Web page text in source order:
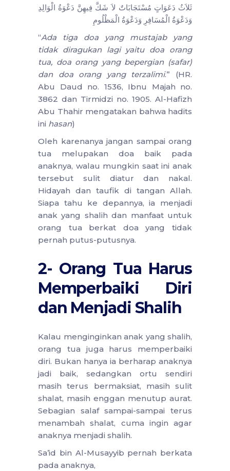
ثَلاَثُ دَعَوَاتٍ مُسْتَجَابَاتٌ لاَ شَكَّ فِيهِنَّ دَعْوَةُ الْوَالِدِ
وَدَعْوَةُ الْمُسَافِرِ وَدَعْوَةُ الْمَظْلُومِ
“Ada tiga doa yang mustajab yang
tidak diragukan lagi yaitu doa orang
tua, doa orang yang bepergian (safar)
dan doa orang yang terzalimi.” (HR.
Abu Daud no. 1536, Ibnu Majah no.
3862 dan Tirmidzi no. 1905. Al-Hafizh
Abu Thahir mengatakan bahwa hadits
ini hasan)
Oleh karenanya jangan sampai orang
tua melupakan doa baik pada
anaknya, walau mungkin saat ini anak
tersebut sulit diatur dan nakal.
Hidayah dan taufik di tangan Allah.
Siapa tahu ke depannya, ia menjadi
anak yang shalih dan manfaat untuk
orang tua berkat doa yang tidak
pernah putus-putusnya.
2- Orang Tua Harus
Memperbaiki Diri
dan Menjadi Shalih
Kalau menginginkan anak yang shalih,
orang tua juga harus memperbaiki
diri. Bukan hanya ia berharap anaknya
jadi baik, sedangkan ortu sendiri
masih terus bermaksiat, masih sulit
shalat, masih enggan menutup aurat.
Sebagian salaf sampai-sampai terus
menambah shalat, cuma ingin agar
anaknya menjadi shalih.
Sa’id bin Al-Musayyib pernah berkata
pada anaknya,